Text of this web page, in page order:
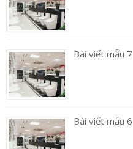
Bài viết mẫu 7
Bài viết mẫu 6